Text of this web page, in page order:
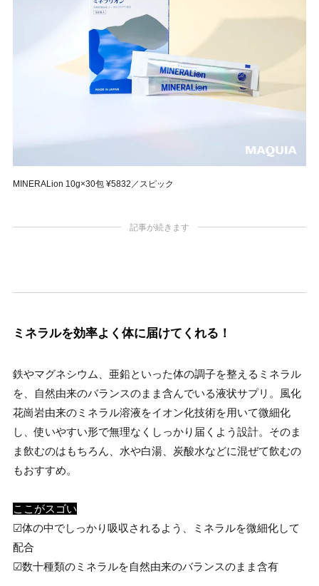
MINERALion 10g×30包 ¥5832／スピック
記事が続きます
ミネラルを効率よく体に届けてくれる！
鉄やマグネシウム、亜鉛といった体の調子を整えるミネラル
を、自然由来のバランスのまま含んでいる液状サプリ。風化
花崗岩由来のミネラル溶液をイオン化技術を用いて微細化
し、使いやすい形で無理なくしっかり届くよう設計。そのま
ま飲むのはもちろん、水や白湯、炭酸水などに混ぜて飲むの
もおすすめ。
ここがスゴい
☑体の中でしっかり吸収されるよう、ミネラルを微細化して
配合
☑数十種類のミネラルを自然由来のバランスのまま含有